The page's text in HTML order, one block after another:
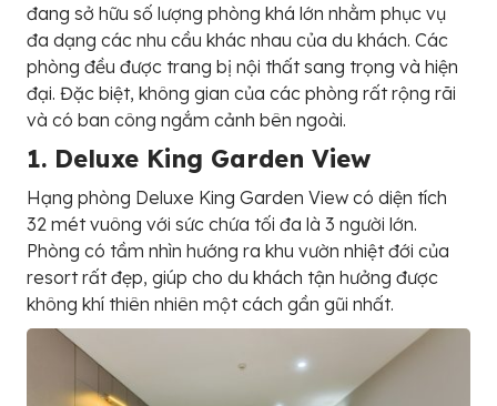
đang sở hữu số lượng phòng khá lớn nhằm phục vụ
đa dạng các nhu cầu khác nhau của du khách. Các
phòng đều được trang bị nội thất sang trọng và hiện
đại. Đặc biệt, không gian của các phòng rất rộng rãi
và có ban công ngắm cảnh bên ngoài.
1. Deluxe King Garden View
Hạng phòng Deluxe King Garden View có diện tích
32 mét vuông với sức chứa tối đa là 3 người lớn.
Phòng có tầm nhìn hướng ra khu vườn nhiệt đới của
resort rất đẹp, giúp cho du khách tận hưởng được
không khí thiên nhiên một cách gần gũi nhất.